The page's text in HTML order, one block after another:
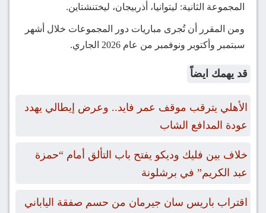
المجموعة الثانية: ليتوانيا، أذربيجان، ليختنشتاين.
ومن المقرر أن تُجرى مباريات دور المجموعات خلال أشهر
سبتمبر وأكتوبر ونوفمبر من عام 2026 الجاري.
قد يهمك ايضاً
الأهلي يترقب موقف عمر فايد.. وعرض إيطالي يهدد
عودة المدافع الشاب
خلاف بين فليك وديكو يفتح باب التألق أمام “حمزة
عبد الكريم” في برشلونة
اقتراب باريس سان جيرمان من حسم صفقة الياباني